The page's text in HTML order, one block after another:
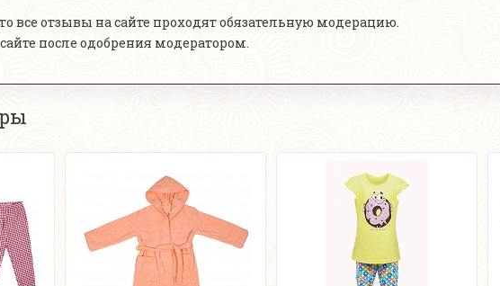
все отзывы на сайте проходят обязательную модерацию.
после одобрения модератором.